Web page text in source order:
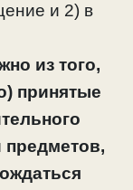
и 2) в
из того,
принятые